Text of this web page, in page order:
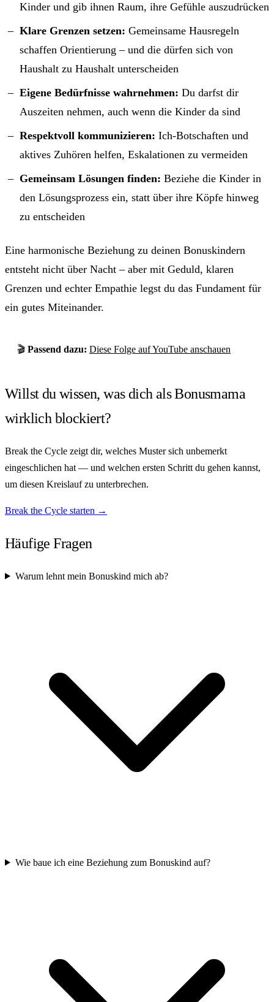
Kinder und gib ihnen Raum, ihre Gefühle auszudrücken
Klare Grenzen setzen: Gemeinsame Hausregeln
schaffen Orientierung – und die dürfen sich von
Haushalt zu Haushalt unterscheiden
Eigene Bedürfnisse wahrnehmen: Du darfst dir
Auszeiten nehmen, auch wenn die Kinder da sind
Respektvoll kommunizieren: Ich-Botschaften und
aktives Zuhören helfen, Eskalationen zu vermeiden
Gemeinsam Lösungen finden: Beziehe die Kinder in
den Lösungsprozess ein, statt über ihre Köpfe hinweg
zu entscheiden
Eine harmonische Beziehung zu deinen Bonuskindern
entsteht nicht über Nacht – aber mit Geduld, klaren
Grenzen und echter Empathie legst du das Fundament für
ein gutes Miteinander.
🎬 Passend dazu: Diese Folge auf YouTube anschauen
Willst du wissen, was dich als Bonusmama
wirklich blockiert?
Break the Cycle zeigt dir, welches Muster sich unbemerkt
eingeschlichen hat — und welchen ersten Schritt du gehen kannst,
um diesen Kreislauf zu unterbrechen.
Break the Cycle starten →
Häufige Fragen
Warum lehnt mein Bonuskind mich ab?
Wie baue ich eine Beziehung zum Bonuskind auf?